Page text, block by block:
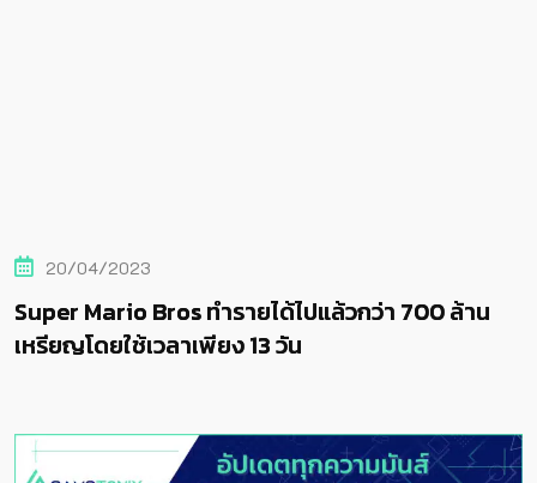
20/04/2023
Super Mario Bros ทำรายได้ไปแล้วกว่า 700 ล้าน
เหรียญโดยใช้เวลาเพียง 13 วัน